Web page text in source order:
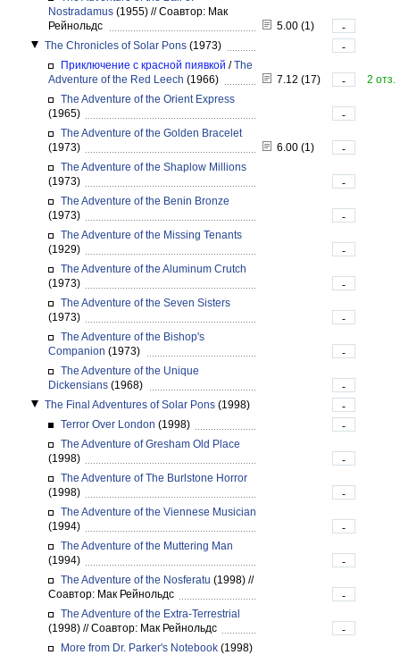
Nostradamus (1955) //Соавтор: Мак
Рейнольдс
5.00 (1)
-
The Chronicles of Solar Pons (1973)
-
Приключение с красной пиявкой /The
Adventure of the Red Leech (1966) 7.12 (17) -
2 отз.
The Adventure of the Orient Express
(1965)
-
The Adventure of the Golden Bracelet
(1973)
6.00 (1)
-
The Adventure of the Shaplow Millions
(1973)
-
The Adventure of the Benin Bronze
(1973)
-
The Adventure of the Missing Tenants
(1929)
-
The Adventure of the Aluminum Crutch
(1973)
-
The Adventure of the Seven Sisters
(1973)
-
The Adventure of the Bishop's
Companion (1973)
-
The Adventure of the Unique
Dickensians (1968)
-
The Final Adventures of Solar Pons (1998)
-
Terror Over London (1998)
-
The Adventure of Gresham Old Place
(1998)
-
The Adventure of The Burlstone Horror
(1998)
-
The Adventure of the Viennese Musician
(1994)
-
The Adventure of the Muttering Man
(1994)
-
The Adventure of the Nosferatu (1998) //
Соавтор: Мак Рейнольдс
-
The Adventure of the Extra-Terrestrial
(1998) //Соавтор: Мак Рейнольдс
-
More from Dr. Parker's Notebook (1998)